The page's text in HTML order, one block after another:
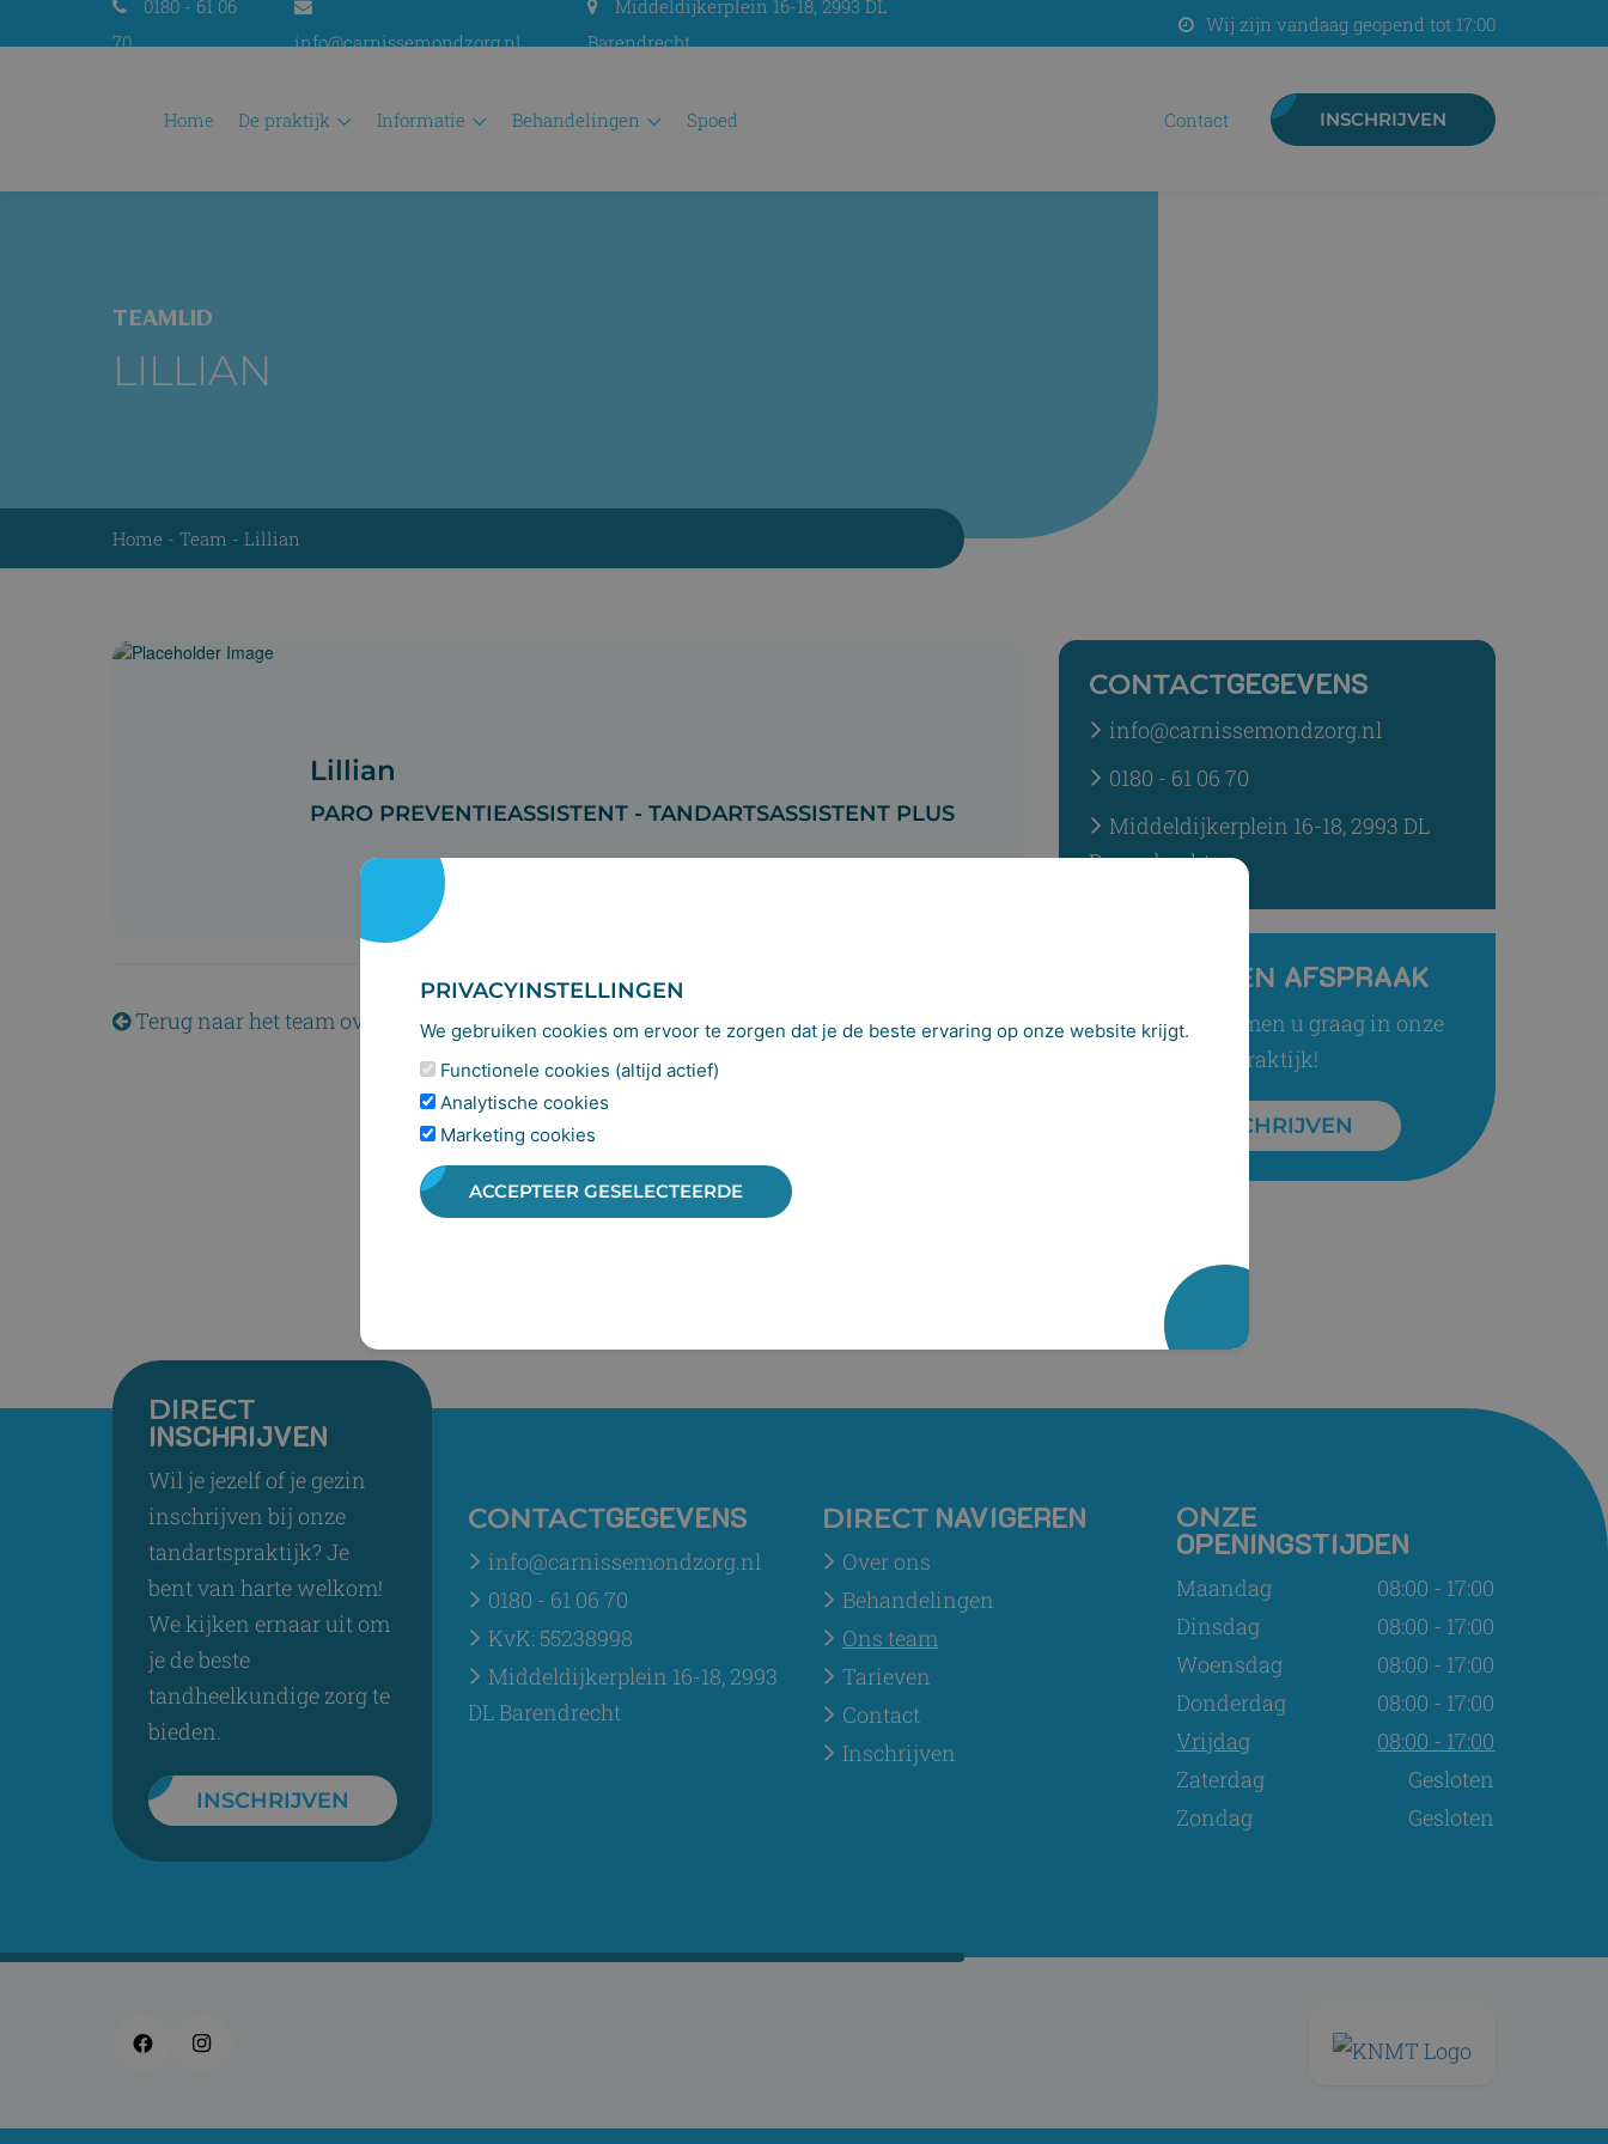
0180 - 61 06
70
info@carnissemondzorg.nl
Middeldijkerplein 16-18, 2993 DL
Barendrecht
Wij zijn vandaag geopend tot 17:00
home de praktijk informatie behandelingen spoed contact INSCHRIJVEN
TEAMLID
LILLIAN
Home -Team -Lillian
Lillian
PARO PREVENTIEASSISTENT - TANDARTSASSISTENT PLUS
Terug naar het team overzicht
CONTACTGEGEVENS
info@carnissemondzorg.nl
0180 - 61 06 70
Middeldijkerplein 16-18, 2993 DL
Barendrecht
MAAK EEN AFSPRAAK
Wij verwelkomen u graag in onze
praktijk!
INSCHRIJVEN
DIRECT
INSCHRIJVEN
Wil je jezelf of je gezin
inschrijven bij onze
tandartspraktijk? Je
bent van harte welkom!
We kijken ernaar uit om
je de beste
tandheelkundige zorg te
bieden.
INSCHRIJVEN
CONTACTGEGEVENS
info@carnissemondzorg.nl
0180 - 61 06 70
KvK: 55238998
Middeldijkerplein 16-18, 2993
DL Barendrecht
DIRECT NAVIGEREN
Over ons
Behandelingen
Ons team
Tarieven
Contact
Inschrijven
ONZE
OPENINGSTIJDEN
Maandag
08:00 - 17:00
Dinsdag
08:00 - 17:00
Woensdag
08:00 - 17:00
Donderdag
08:00 - 17:00
Vrijdag
08:00 - 17:00
Zaterdag
Gesloten
Zondag
Gesloten
PRIVACYINSTELLINGEN
We gebruiken cookies om ervoor te zorgen dat je de beste ervaring op onze website krijgt.
Functionele cookies (altijd actief)
Analytische cookies
Marketing cookies
ACCEPTEER GESELECTEERDE